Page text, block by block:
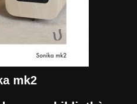
mk2